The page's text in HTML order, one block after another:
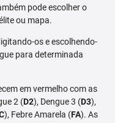
pode escolher o
ou mapa.
os e escolhendo-
para determinada
em vermelho com as
2 (D2), Dengue 3 (D3),
), Febre Amarela (FA). As